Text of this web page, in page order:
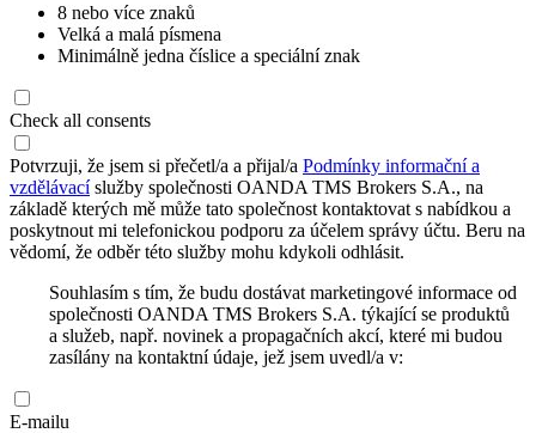
8 nebo více znaků
Velká a malá písmena
Minimálně jedna číslice a speciální znak
Check all consents
Potvrzuji, že jsem si přečetl/a a přijal/a Podmínky informační a
vzdělávacíslužby společnosti OANDA TMS Brokers S.A., na
základě kterých mě může tato společnost kontaktovat s nabídkou a
poskytnout mi telefonickou podporu za účelem správy účtu. Beru na
vědomí, že odběr této služby mohu kdykoli odhlásit.
Souhlasím s tím, že budu dostávat marketingové informace od
společnosti OANDA TMS Brokers S.A. týkající se produktů
a služeb, např. novinek a propagačních akcí, které mi budou
zasílány na kontaktní údaje, jež jsem uvedl/a v:
E-mailu